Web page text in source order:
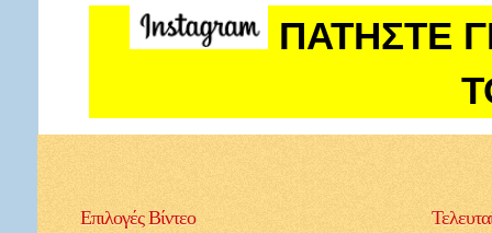
ΠΑΤΗΣΤΕ
ΕπιλογέςΒίντεο